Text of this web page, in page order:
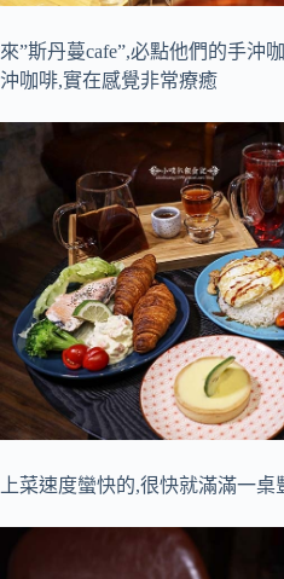
來”斯丹蔓cafe”,必點他們的手沖
沖咖啡,實在感覺非常療癒
上菜速度蠻快的,很快就滿滿一桌